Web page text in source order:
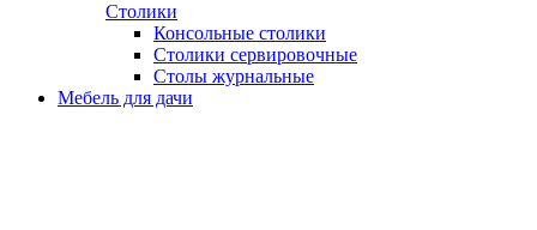
Столики
Консольные столики
Столики сервировочные
Столы журнальные
Мебель для дачи